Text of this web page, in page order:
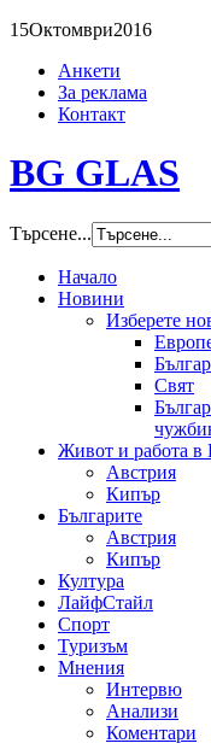
15Октомври2016
Анкети
За реклама
Контакт
BG GLAS
Търсене...
Начало
Новини
Изберете
Свят
Живот и работа в
Австрия
Кипър
Българите
Австрия
Кипър
Култура
ЛайфСтайл
Спорт
Туризъм
Мнения
Интервю
Анализи
Коментари